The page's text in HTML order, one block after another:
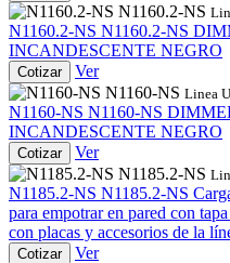
N1160.2-NS
N1160.2-NS N1160.2-NS
INCANDESCENTE NEGRO
Cotizar
Ver
N1160-NS Linea
N1160-NS N1160-NS
INCANDESCENTE NEGRO
Cotizar
Ver
N1185.2-NS
N1185.2-NS N1185.2-NS
para empotrar en pared con
con placas y accesorios de la
Cotizar
Ver